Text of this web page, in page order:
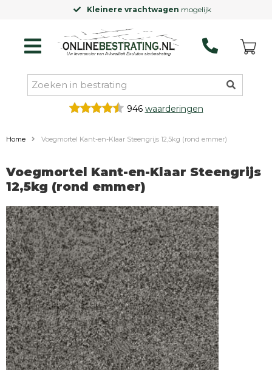
Kleinere vrachtwagenmogelijk
946 waarderingen
Home Voegmortel Kant-en-Klaar Steengrijs 12,5kg (rond emmer)
Voegmortel Kant-en-Klaar Steengrijs
12,5kg (rond emmer)